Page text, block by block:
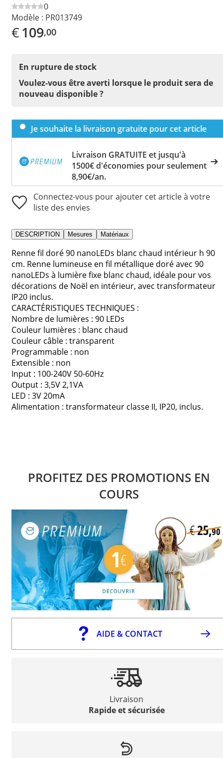
0
Modèle : PR013749
€109,00
En rupture de stock
Voulez-vous être averti lorsque le produit sera de
nouveau disponible ?
Je souhaite la livraison gratuite pour cet article
Livraison GRATUITE et jusqu'à
1500€ d'économies pour seulement
8,90€/an.
Connectez-vous pour ajouter cet article à votre
liste des envies
DESCRIPTION Mesures Matériaux
Renne fil doré 90 nanoLEDs blanc chaud intérieur h 90
cm. Renne lumineuse en fil métallique doré avec 90
nanoLEDs à lumière fixe blanc chaud, idéale pour vos
décorations de Noël en intérieur, avec transformateur
IP20 inclus.
CARACTÉRISTIQUES TECHNIQUES :
Nombre de lumières : 90 LEDs
Couleur lumières : blanc chaud
Couleur câble : transparent
Programmable : non
Extensible : non
Input : 100-240V 50-60Hz
Output : 3,5V 2,1VA
LED : 3V 20mA
Alimentation : transformateur classe II, IP20, inclus.
PROFITEZ DES PROMOTIONS EN
COURS
AIDE & CONTACT
Livraison
Rapide et sécurisée